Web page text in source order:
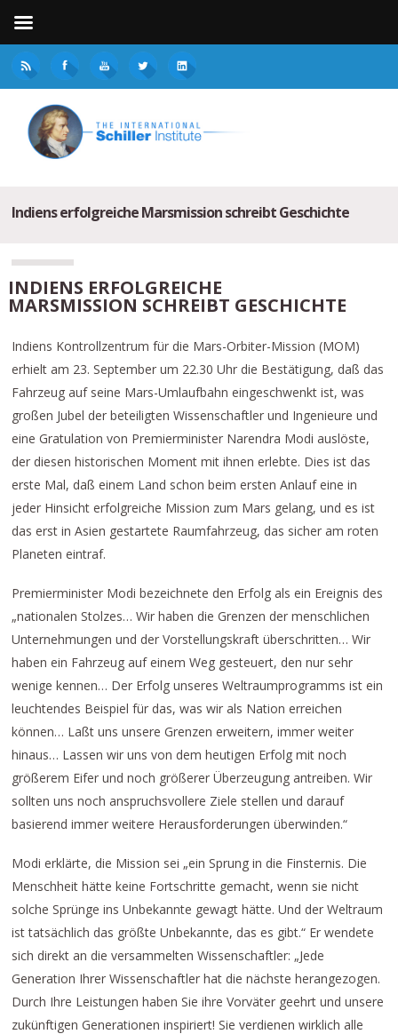
Indiens erfolgreiche Marsmission schreibt Geschichte
INDIENS ERFOLGREICHE
MARSMISSION SCHREIBT GESCHICHTE
Indiens Kontrollzentrum für die Mars-Orbiter-Mission (MOM)
erhielt am 23. September um 22.30 Uhr die Bestätigung, daß das
Fahrzeug auf seine Mars-Umlaufbahn eingeschwenkt ist, was
großen Jubel der beteiligten Wissenschaftler und Ingenieure und
eine Gratulation von Premierminister Narendra Modi auslöste,
der diesen historischen Moment mit ihnen erlebte. Dies ist das
erste Mal, daß einem Land schon beim ersten Anlauf eine in
jeder Hinsicht erfolgreiche Mission zum Mars gelang, und es ist
das erst in Asien gestartete Raumfahrzeug, das sicher am roten
Planeten eintraf.
Premierminister Modi bezeichnete den Erfolg als ein Ereignis des
„nationalen Stolzes… Wir haben die Grenzen der menschlichen
Unternehmungen und der Vorstellungskraft überschritten… Wir
haben ein Fahrzeug auf einem Weg gesteuert, den nur sehr
wenige kennen… Der Erfolg unseres Weltraumprogramms ist ein
leuchtendes Beispiel für das, was wir als Nation erreichen
können… Laßt uns unsere Grenzen erweitern, immer weiter
hinaus… Lassen wir uns von dem heutigen Erfolg mit noch
größerem Eifer und noch größerer Überzeugung antreiben. Wir
sollten uns noch anspruchsvollere Ziele stellen und darauf
basierend immer weitere Herausforderungen überwinden.“
Modi erklärte, die Mission sei „ein Sprung in die Finsternis. Die
Menschheit hätte keine Fortschritte gemacht, wenn sie nicht
solche Sprünge ins Unbekannte gewagt hätte. Und der Weltraum
ist tatsächlich das größte Unbekannte, das es gibt.“ Er wendete
sich direkt an die versammelten Wissenschaftler: „Jede
Generation Ihrer Wissenschaftler hat die nächste herangezogen.
Durch Ihre Leistungen haben Sie ihre Vorväter geehrt und unsere
zukünftigen Generationen inspiriert! Sie verdienen wirklich alle